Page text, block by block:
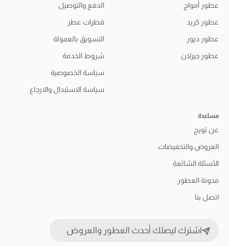
عطور أمواج
عطور كريد
عطور ديور
عطور جيرلان
الدفع والتوصيل
قطرات عطر
التسويق بالعمولة
شروط الخدمة
سياسة الخصوصية
سياسة الاستبدال والارجاع
مساعدة
عن تويج
العروض والتخفيضات
الأسئلة الشائعة
مدونة العطور
اتصل بنا
اشترك ليصلك أحدث العطور والعروض